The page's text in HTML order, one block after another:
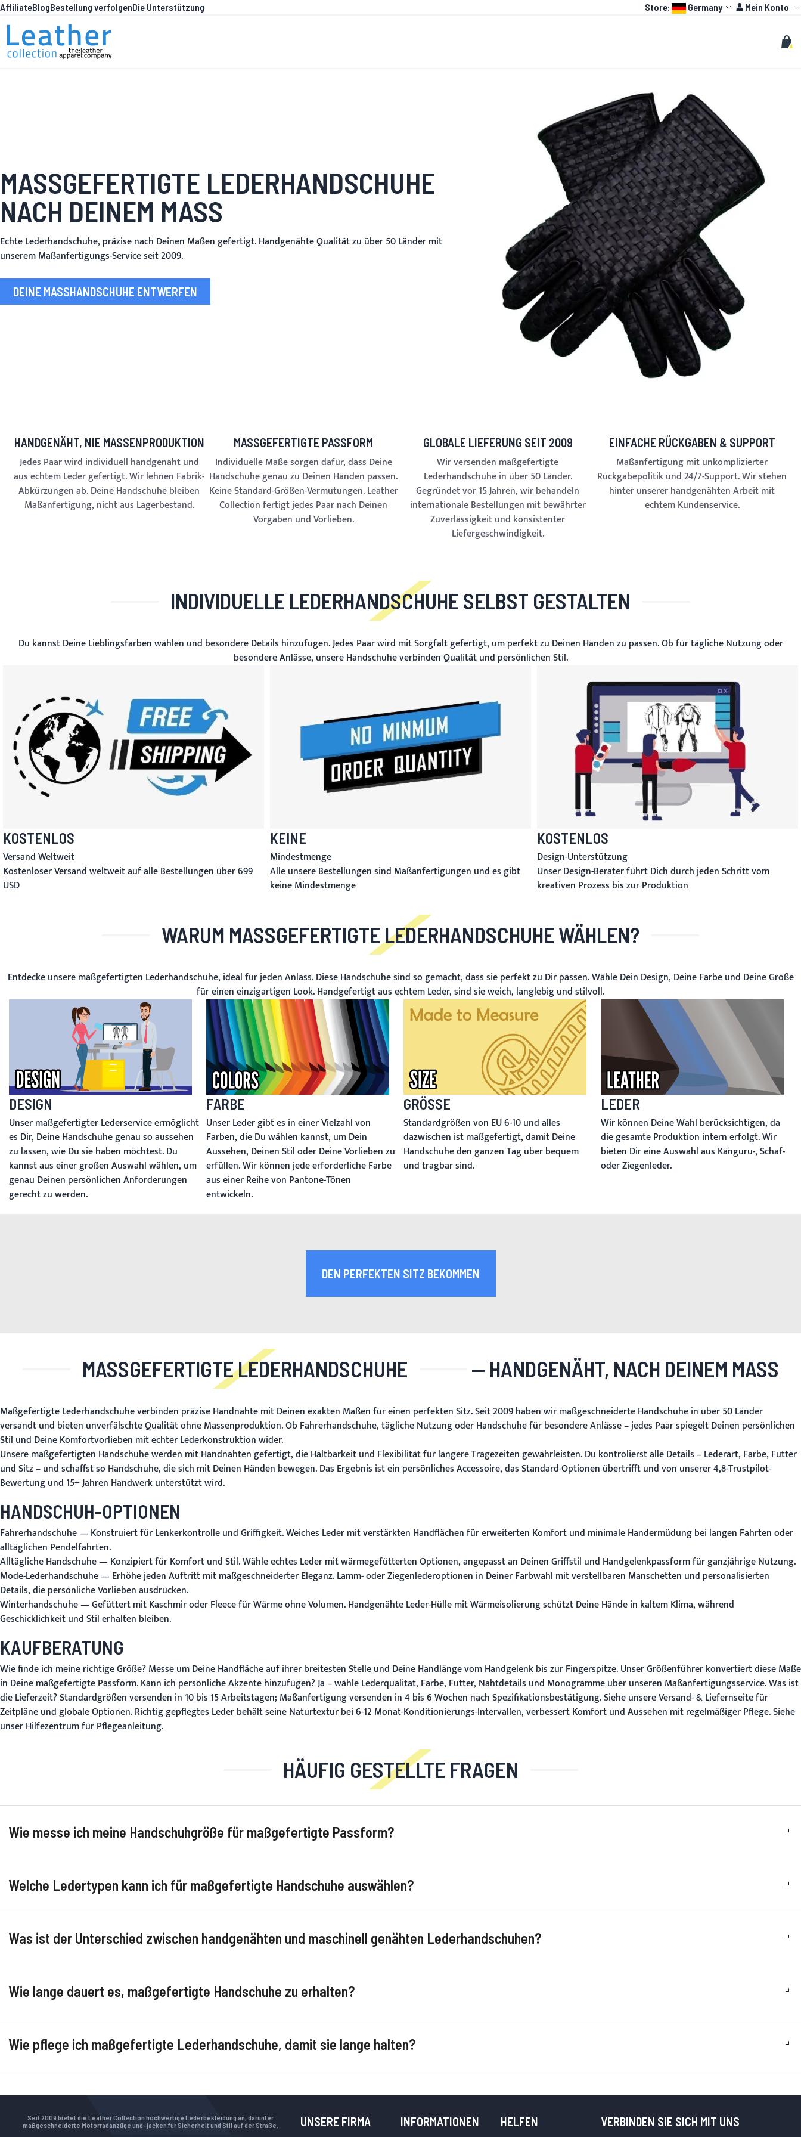
Zum Inhalt springen
AffiliateBlogBestellung verfolgenDie Unterstützung Language:
Store: Germany KontoMein Konto
Suche
MASSGEFERTIGTE LEDERHANDSCHUHE
NACH DEINEM MASS
Echte Lederhandschuhe, präzise nach Deinen Maßen gefertigt. Handgenähte Qualität zu über 50 Länder mit
unserem Maßanfertigungs-Service seit 2009.
DEINE MASSHANDSCHUHE ENTWERFEN
HANDGENÄHT, NIE MASSENPRODUKTION
Jedes Paar wird individuell handgenäht und
aus echtem Leder gefertigt. Wir lehnen Fabrik-
Abkürzungen ab. Deine Handschuhe bleiben
Maßanfertigung, nicht aus Lagerbestand.
MASSGEFERTIGTE PASSFORM
Individuelle Maße sorgen dafür, dass Deine
Handschuhe genau zu Deinen Händen passen.
Keine Standard-Größen-Vermutungen. Leather
Collection fertigt jedes Paar nach Deinen
Vorgaben und Vorlieben.
GLOBALE LIEFERUNG SEIT 2009
Wir versenden maßgefertigte
Lederhandschuhe in über 50 Länder.
Gegründet vor 15 Jahren, wir behandeln
internationale Bestellungen mit bewährter
Zuverlässigkeit und konsistenter
Liefergeschwindigkeit.
EINFACHE RÜCKGABEN & SUPPORT
Maßanfertigung mit unkomplizierter
Rückgabepolitik und 24/7-Support. Wir stehen
hinter unserer handgenähten Arbeit mit
echtem Kundenservice.
INDIVIDUELLE LEDERHANDSCHUHE SELBST GESTALTEN
Du kannst Deine Lieblingsfarben wählen und besondere Details hinzufügen. Jedes Paar wird mit Sorgfalt gefertigt, um perfekt zu Deinen Händen zu passen. Ob für tägliche Nutzung oder
besondere Anlässe, unsere Handschuhe verbinden Qualität und persönlichen Stil.
KOSTENLOS
Versand Weltweit
Kostenloser Versand weltweit auf alle Bestellungen über 699
USD
KEINE
Mindestmenge
Alle unsere Bestellungen sind Maßanfertigungen und es gibt
keine Mindestmenge
KOSTENLOS
Design-Unterstützung
Unser Design-Berater führt Dich durch jeden Schritt vom
kreativen Prozess bis zur Produktion
WARUM MASSGEFERTIGTE LEDERHANDSCHUHE WÄHLEN?
Entdecke unsere maßgefertigten Lederhandschuhe, ideal für jeden Anlass. Diese Handschuhe sind so gemacht, dass sie perfekt zu Dir passen. Wähle Dein Design, Deine Farbe und Deine Größe
für einen einzigartigen Look. Handgefertigt aus echtem Leder, sind sie weich, langlebig und stilvoll.
DESIGN
Unser maßgefertigter Lederservice ermöglicht
es Dir, Deine Handschuhe genau so aussehen
zu lassen, wie Du sie haben möchtest. Du
kannst aus einer großen Auswahl wählen, um
genau Deinen persönlichen Anforderungen
gerecht zu werden.
FARBE
Unser Leder gibt es in einer Vielzahl von
Farben, die Du wählen kannst, um Dein
Aussehen, Deinen Stil oder Deine Vorlieben zu
erfüllen. Wir können jede erforderliche Farbe
aus einer Reihe von Pantone-Tönen
entwickeln.
GRÖSSE
Standardgrößen von EU 6-10 und alles
dazwischen ist maßgefertigt, damit Deine
Handschuhe den ganzen Tag über bequem
und tragbar sind.
LEDER
Wir können Deine Wahl berücksichtigen, da
die gesamte Produktion intern erfolgt. Wir
bieten Dir eine Auswahl aus Känguru-, Schaf-
oder Ziegenleder.
DEN PERFEKTEN SITZ BEKOMMEN
MASSGEFERTIGTE LEDERHANDSCHUHE — HANDGENÄHT, NACH DEINEM MASS
Maßgefertigte Lederhandschuhe verbinden präzise Handnähte mit Deinen exakten Maßen für einen perfekten Sitz. Seit 2009 haben wir maßgeschneiderte Handschuhe in über 50 Länder
versandt und bieten unverfälschte Qualität ohne Massenproduktion. Ob Fahrerhandschuhe, tägliche Nutzung oder Handschuhe für besondere Anlässe – jedes Paar spiegelt Deinen persönlichen
Stil und Deine Komfortvorlieben mit echter Lederkonstruktion wider.
Unsere maßgefertigten Handschuhe werden mit Handnähten gefertigt, die Haltbarkeit und Flexibilität für längere Tragezeiten gewährleisten. Du kontrolierst alle Details – Lederart, Farbe, Futter
und Sitz – und schaffst so Handschuhe, die sich mit Deinen Händen bewegen. Das Ergebnis ist ein persönliches Accessoire, das Standard-Optionen übertrifft und von unserer 4,8-Trustpilot-
Bewertung und 15+ Jahren Handwerk unterstützt wird.
HANDSCHUH-OPTIONEN
Fahrerhandschuhe— Konstruiert für Lenkerkontrolle und Griffigkeit. Weiches Leder mit verstärkten Handflächen für erweiterten Komfort und minimale Handermüdung bei langen Fahrten oder
alltäglichen Pendelfahrten.
Alltägliche Handschuhe— Konzipiert für Komfort und Stil. Wähle echtes Leder mit wärmegefütterten Optionen, angepasst an Deinen Griffstil und Handgelenkpassform für ganzjährige Nutzung.
Mode-Lederhandschuhe— Erhöhe jeden Auftritt mit maßgeschneiderter Eleganz. Lamm- oder Ziegenlederoptionen in Deiner Farbwahl mit verstellbaren Manschetten und personalisierten
Details, die persönliche Vorlieben ausdrücken.
Winterhandschuhe— Gefüttert mit Kaschmir oder Fleece für Wärme ohne Volumen. Handgenähte Leder-Hülle mit Wärmeisolierung schützt Deine Hände in kaltem Klima, während
Geschicklichkeit und Stil erhalten bleiben.
KAUFBERATUNG
Wie finde ich meine richtige Größe?Messe um Deine Handfläche auf ihrer breitesten Stelle und Deine Handlänge vom Handgelenk bis zur Fingerspitze. UnserGrößenführerkonvertiert diese Maße
in Deine maßgefertigte Passform.Kann ich persönliche Akzente hinzufügen?Ja – wähle Lederqualität, Farbe, Futter, Nahtdetails und Monogramme über unseren Maßanfertigungsservice.Was ist
die Lieferzeit?Standardgrößen versenden in 10 bis 15 Arbeitstagen; Maßanfertigung versenden in 4 bis 6 Wochen nach Spezifikationsbestätigung. Siehe unsereVersand- & Liefernseitefür
Zeitpläne und globale Optionen. Richtig gepflegtes Leder behält seine Naturtextur bei 6-12 Monat-Konditionierungs-Intervallen, verbessert Komfort und Aussehen mit regelmäßiger Pflege. Siehe
unserHilfezentrumfür Pflegeanleitung.
HÄUFIG GESTELLTE FRAGEN
Wie messe ich meine Handschuhgröße für maßgefertigte Passform?
Welche Ledertypen kann ich für maßgefertigte Handschuhe auswählen?
Was ist der Unterschied zwischen handgenähten und maschinell genähten Lederhandschuhen?
Wie lange dauert es, maßgefertigte Handschuhe zu erhalten?
Wie pflege ich maßgefertigte Lederhandschuhe, damit sie lange halten?
Seit 2009 bietet die Leather Collection hochwertige Lederbekleidung an, darunter
maßgeschneiderte Motorradanzüge und -jacken für Sicherheit und Stil auf der Straße.
UNSERE FIRMA INFORMATIONEN HELFEN VERBINDEN SIE SICH MIT UNS